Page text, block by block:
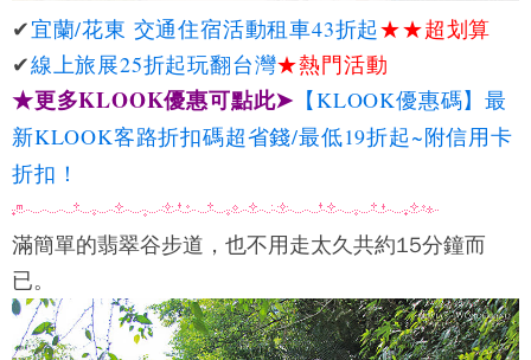
✔宜蘭/花東 交通住宿活動租車43折起★★超划算
✔線上旅展25折起玩翻台灣★熱門活動
★更多KLOOK優惠可點此➤ 【KLOOK優惠碼】最
新KLOOK客路折扣碼超省錢/最低19折起~附信用卡
折扣！
滿簡單的翡翠谷步道，也不用走太久共約15分鐘而
已。